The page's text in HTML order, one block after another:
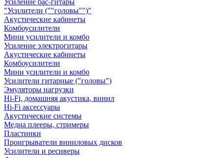
Усиление бас-гитары
"Усилители (""головы"")"
Акустические кабинеты
Комбоусилители
Мини усилители и комбо
Усиление электрогитары
Акустические кабинеты
Комбоусилители
Мини усилители и комбо
Усилители гитарные ("головы")
Эмуляторы нагрузки
Hi-Fi, домашняя акустика, винил
Hi-Fi аксессуары
Акустические системы
Медиа плееры, стримеры
Пластинки
Проигрыватели виниловых дисков
Усилители и ресиверы